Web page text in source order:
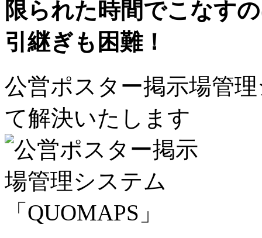
限られた時間でこなす
引継ぎも困難！
公営ポスター掲示場管
て解決いたします